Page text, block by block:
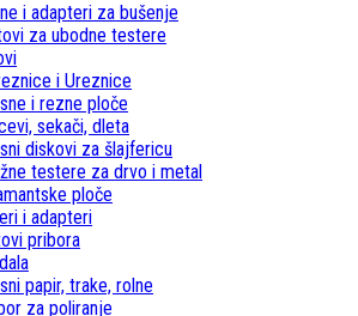
i adapteri za bušenje
za ubodne testere
i Ureznice
i rezne ploče
sekači, dleta
diskovi za šlajfericu
testere za drvo i metal
ploče
i adapteri
pribora
papir, trake, rolne
za poliranje